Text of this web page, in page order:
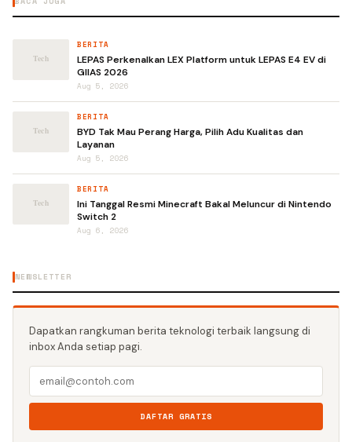
BERITA
LEPAS Perkenalkan LEX Platform untuk LEPAS E4 EV di
GIIAS 2026
Aug 5, 2026
BERITA
BYD Tak Mau Perang Harga, Pilih Adu Kualitas dan
Layanan
Aug 5, 2026
BERITA
Ini Tanggal Resmi Minecraft Bakal Meluncur di Nintendo
Switch 2
Aug 6, 2026
NEWSLETTER
Dapatkan rangkuman berita teknologi terbaik langsung di
inbox Anda setiap pagi.
DAFTAR GRATIS